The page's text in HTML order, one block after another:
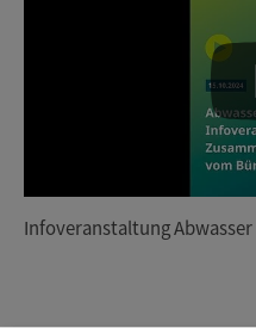
Infoveranstaltung Abwasser